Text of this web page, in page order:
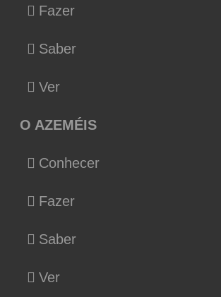
Fazer
Saber
Ver
O AZEMÉIS
Conhecer
Fazer
Saber
Ver